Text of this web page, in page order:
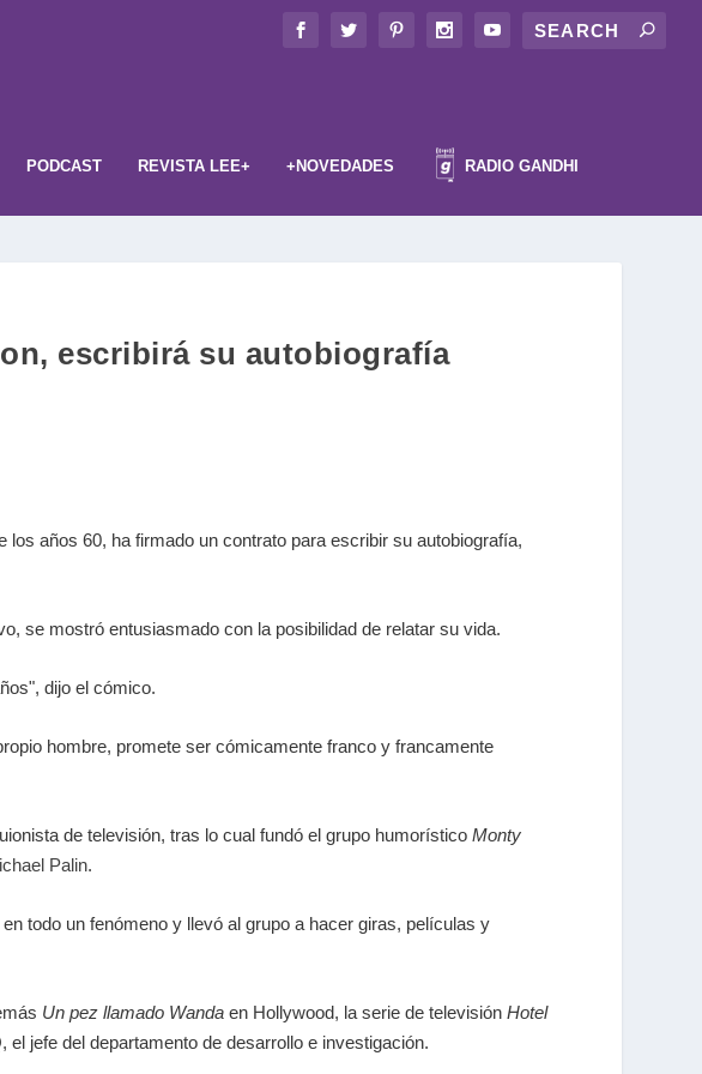
PODCAST REVISTA LEE+ +NOVEDADES RADIO GANDHI
escribirá su autobiografía
los años 60, ha firmado un contrato para escribir su autobiografía,
se mostró entusiasmado con la posibilidad de relatar su vida.
dijo el cómico.
hombre, promete ser cómicamente franco y francamente
de televisión, tras lo cual fundó el grupo humorísticoMonty
Palin.
todo un fenómeno y llevó al grupo a hacer giras, películas y
Un pez llamado Wanda en Hollywood, la serie de televisiónHotel
jefe del departamento de desarrollo e investigación.